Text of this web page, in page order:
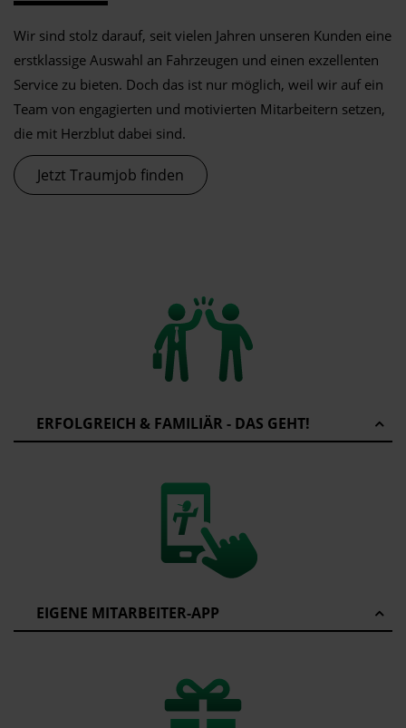
Wir sind stolz darauf, seit vielen Jahren unseren Kunden eine
erstklassige Auswahl an Fahrzeugen und einen exzellenten
Service zu bieten. Doch das ist nur möglich, weil wir auf ein
Team von engagierten und motivierten Mitarbeitern setzen,
die mit Herzblut dabei sind.
Jetzt Traumjob finden
ERFOLGREICH & FAMILIÄR - DAS GEHT!
EIGENE MITARBEITER-APP